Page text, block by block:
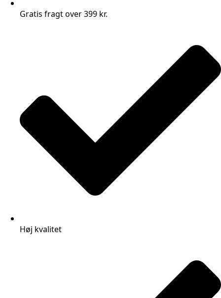
Gratis fragt over 399 kr.
Høj kvalitet